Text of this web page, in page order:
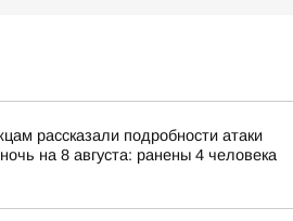
рассказали подробности атаки
на 8 августа: ранены 4 человека